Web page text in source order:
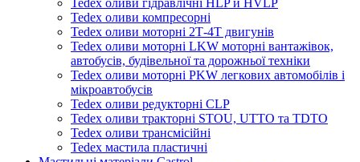
Tedex оливи компресорні
Tedex оливи моторні 2Т-4Т двигунів
Tedex оливи моторні LKW моторні вантажівок,
автобусів, будівельної та дорожньої техніки
Tedex оливи моторні PKW легкових автомобілів і
мікроавтобусів
Tedex оливи редукторні CLP
Tedex оливи тракторні STOU, UTTO та TDTO
Tedex оливи трансмісійні
Tedex мастила пластичні